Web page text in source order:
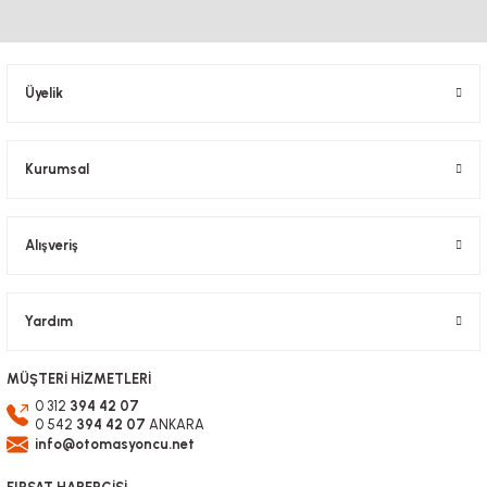
leadshine STEP MOTOR DRİVER SÜRÜCÜ
5.449,20 TL
Üyelik
Kurumsal
Alışveriş
Yardım
MÜŞTERİ HİZMETLERİ
0 312 394 42 07
0 542 394 42 07 ANKARA
info@otomasyoncu.net